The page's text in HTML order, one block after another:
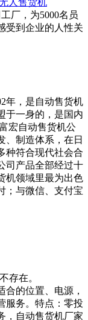
人售货机
厂，为5000名员
受到企业的人性关
年，是自动售货机
于一身的，是国内
宏自动售货机公
、制造体系，在日
种符合现代社会合
司产品全部经过十
机领域里最为出色
；与微信、支付宝
存在。
合的位置、电源，
服务。特点：零投
，自动售货机厂家